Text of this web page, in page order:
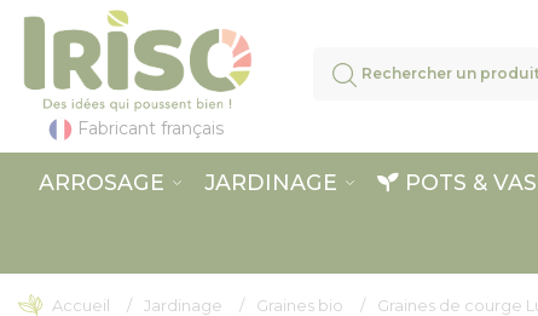
Fabricant français
ARROSAGE JARDINAGE POTS &
Accueil Jardinage Graines bio Graines de courge
Panneau de gestion des cookies